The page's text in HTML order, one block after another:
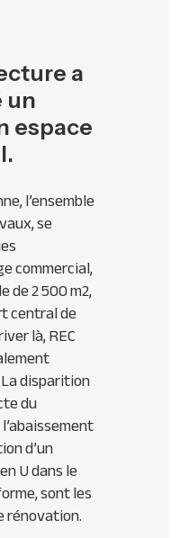
a
un
espace
l’ensemble
se
commercial,
de 2 500 m2,
central de
là,REC
disparition
du
d’un
U dans le
sont les
rénovation.